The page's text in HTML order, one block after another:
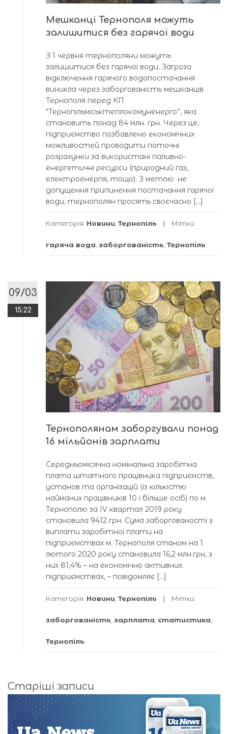
Мешканці Тернополя можуть
залишитися без гарячої води
З 1 червня тернополяни можуть
залишитися без гарячої води. Загроза
відключення гарячого водопостачання
виникла через заборгованість мешканців
Тернополя перед КП
“Тернопільміськтеплокомуненерго”, яка
становить понад 84 млн. грн. Через це,
підприємство позбавлено економічних
можливостей проводити поточні
розрахунки за використані паливно-
енергетичні ресурси (природний газ,
електроенергія, тощо). З метою не
допущення припинення постачання гарячої
води, тернополян просять своєчасно […]
Категорія: Новини Тернопіль Мітки:
гаряча вода заборгованість Тернопіль
09/03
15:22
Тернополянам заборгували понад
16 мільйонів зарплати
Середньомісячна номінальна заробітна
плата штатного працівника підприємств,
установ та організацій (із кількістю
найманих працівників 10 і більше осіб) по м.
Тернополю за ІV квартал 2019 року
становила 9412 грн. Сума заборгованості з
виплати заробітної плати на
підприємствах м. Тернополя станом на 1
лютого 2020 року становила 16,2 млн.грн, з
них 81,4% – на економічно активних
підприємствах, – повідомляє […]
Категорія: Новини, Тернопіль Мітки:
заборгованість, зарплата, статистика,
Тернопіль
Навігація
за
Старіші записи